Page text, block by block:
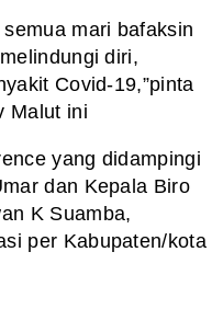
mari bafaksin
melindungi diri,
Covid-19,”pinta
Malut ini
yang didampingi
dan Kepala Biro
K Suamba,
per Kabupaten/kota